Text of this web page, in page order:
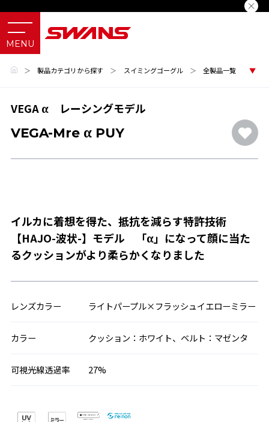
＞ 製品カテゴリから探す ＞ スイミングゴーグル ＞ 全製品一覧
VEGA α レーシングモデル
VEGA-Mre α PUY
イルカに着想を得た、抵抗を減らす特許技術
【HAJO-波状-】モデル 「α」になって顔に当た
るクッションがより柔らかくなりました
レンズカラー ライトパープル×フラッシュイエローミラー
カラー クッション：ホワイト、ベルト：マゼンタ
可視光線透過率 27%